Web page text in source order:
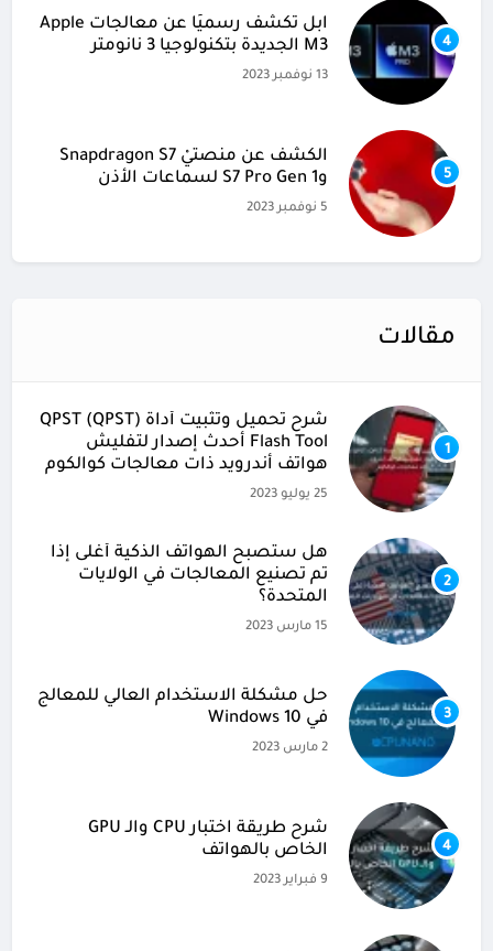
4
آبل تكشف رسميًا عن معالجات Apple
M3 الجديدة بتكنولوجيا 3 نانومتر
13 نوفمبر 2023
5
الكشف عن منصتيْ Snapdragon S7
وS7 Pro Gen 1 لسماعات الأذن
5 نوفمبر 2023
مقالات
1
شرح تحميل وتثبيت أداة (QPST (QPST
Flash Tool أحدث إصدار لتفليش
هواتف أندرويد ذات معالجات كوالكوم
25 يوليو 2023
2
هل ستصبح الهواتف الذكية أغلى إذا
تم تصنيع المعالجات في الولايات
المتحدة؟
15 مارس 2023
3
حل مشكلة الاستخدام العالي للمعالج
في Windows 10
2 مارس 2023
4
شرح طريقة اختبار CPU والـ GPU
الخاص بالهواتف
9 فبراير 2023